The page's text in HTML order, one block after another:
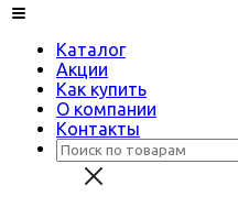
Каталог
Акции
Как купить
О компании
Контакты